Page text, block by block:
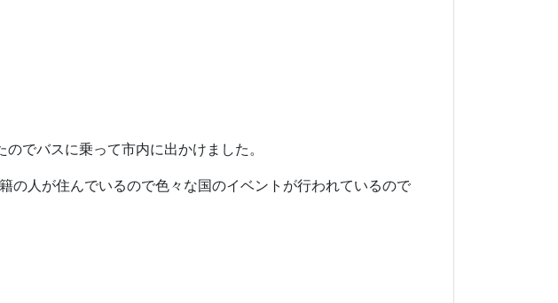
でバスに乗って市内に出かけました。
の人が住んでいるので色々な国のイベントが行われているので